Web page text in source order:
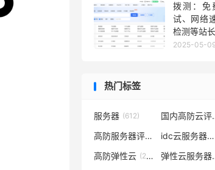
拨测：免
试、网络
检测等站
2025-05-
热门标签
服务器 (612) 国
高防服务器评测 (232) idc云服务器评测
高防弹性云 (210) 弹